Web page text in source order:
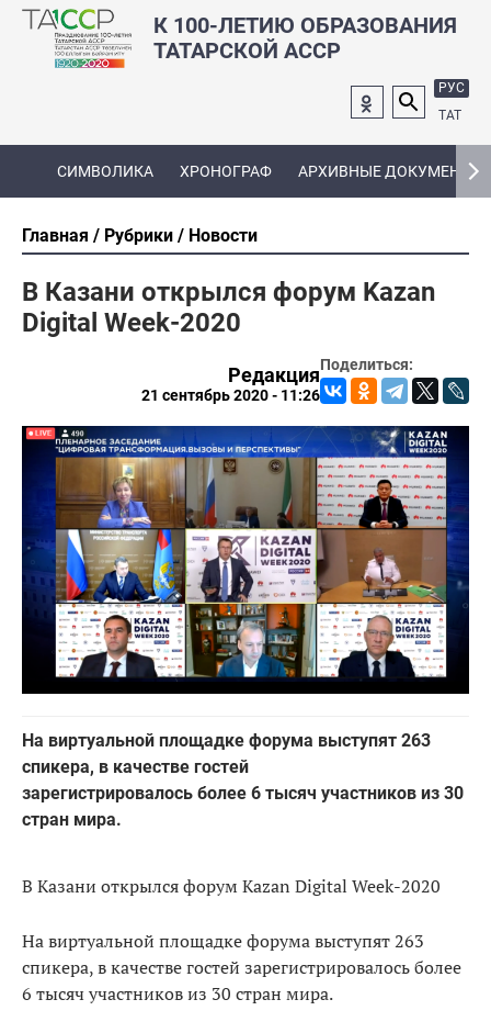
К 100-ЛЕТИЮ ОБРАЗОВАНИЯ
ТАТАРСКОЙ АССР
РУС
ТАТ
СИМВОЛИКА ХРОНОГРАФ АРХИВНЫЕ ДОКУМЕНТЫ
Главная Рубрики Новости
В Казани открылся форум Kazan
Digital Week-2020
Поделиться:
Редакция
21 сентябрь 2020 - 11:26
На виртуальной площадке форума выступят 263
спикера, в качестве гостей
зарегистрировалось более 6 тысяч участников из 30
стран мира.
В Казани открылся форум Kazan Digital Week-2020
На виртуальной площадке форума выступят 263
спикера, в качестве гостей зарегистрировалось более
6 тысяч участников из 30 стран мира.